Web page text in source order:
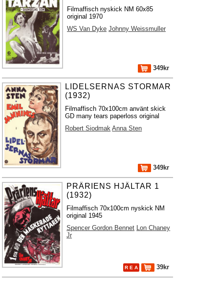
Filmaffisch nyskick NM 60x85
original 1970
WS Van Dyke Johnny Weissmuller
349kr
LIDELSERNAS STORMAR
(1932)
Filmaffisch 70x100cm använt skick
GD many tears paperloss original
Robert Siodmak Anna Sten
349kr
PRÄRIENS HJÄLTAR 1
(1932)
Filmaffisch 70x100cm nyskick NM
original 1945
Spencer Gordon Bennet Lon Chaney
Jr
R E A 39kr